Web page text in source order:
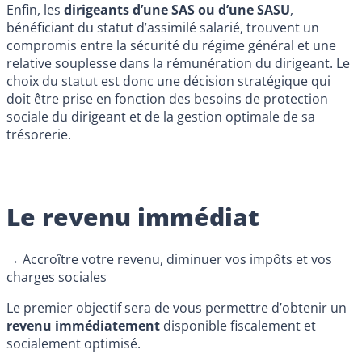
Enfin, les dirigeants d’une SAS ou d’une SASU,
bénéficiant du statut d’assimilé salarié, trouvent un
compromis entre la sécurité du régime général et une
relative souplesse dans la rémunération du dirigeant. Le
choix du statut est donc une décision stratégique qui
doit être prise en fonction des besoins de protection
sociale du dirigeant et de la gestion optimale de sa
trésorerie.
Le revenu immédiat
→ Accroître votre revenu, diminuer vos impôts et vos
charges sociales
Le premier objectif sera de vous permettre d’obtenir un
revenu immédiatement disponible fiscalement et
socialement optimisé.